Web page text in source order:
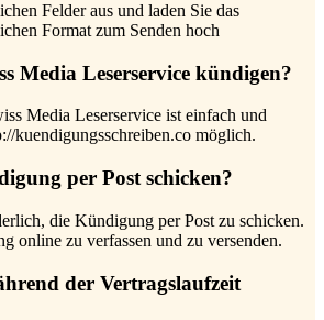
Felder aus und laden Sie das
Format zum Senden hoch
Media Leserservice kündigen?
Media Leserservice ist einfach und
kuendigungsschreiben.co möglich.
per Post schicken?
die Kündigung per Post zu schicken.
online zu verfassen und zu versenden.
der Vertragslaufzeit